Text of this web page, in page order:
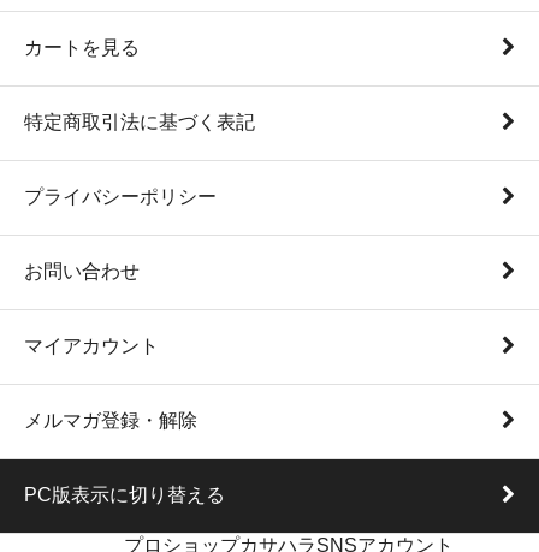
カートを見る
特定商取引法に基づく表記
プライバシーポリシー
お問い合わせ
マイアカウント
メルマガ登録・解除
PC版表示に切り替える
プロショップカサハラSNSアカウント